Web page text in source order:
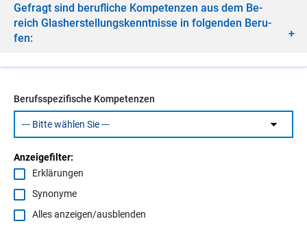
Ge­fragt sind be­ruf­li­che Kom­pe­ten­zen aus dem Be­
reich Glas­her­stel­lungs­kennt­nis­se in fol­gen­den Be­ru­
fen:
Berufsspezifische Kompetenzen
Anzeigefilter:
Erklärungen
Synonyme
Alles anzeigen/ausblenden